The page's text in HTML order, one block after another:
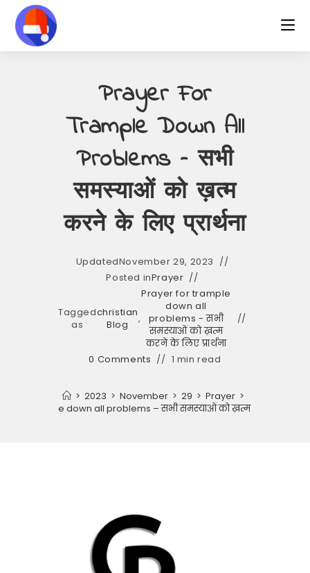
content
Prayer For
Trample Down All
Problems – सभी
समस्याओं को ख़त्म
करने के लिए प्रार्थना
UpdatedNovember 29, 2023
Posted inPrayer
Tagged
as
christian
Blog
,
Prayer for trample
down all
problems - सभी
समस्याओं को ख़त्म
करने के लिए प्रार्थना
0 Comments
1 min read
> 2023 > November > 29 > Prayer >
for trample down all problems – सभी समस्याओं को ख़त्म करने के लिए